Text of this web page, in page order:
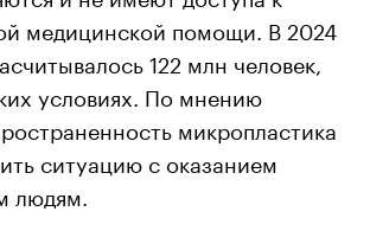
медицинской помощи. В 2024
122 млн человек,
условиях. По мнению
микропластика
ситуацию с оказанием
людям.